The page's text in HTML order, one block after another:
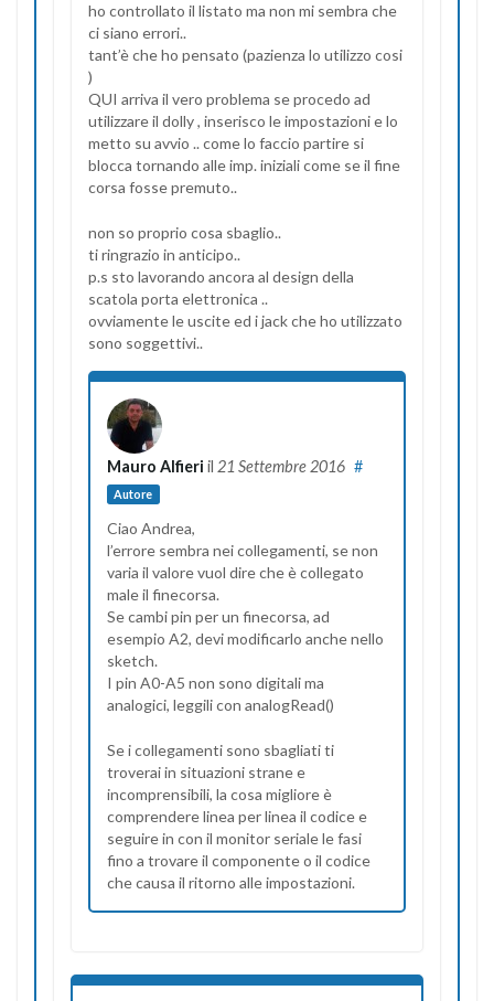
ho controllato il listato ma non mi sembra che
ci siano errori..
tant’è che ho pensato (pazienza lo utilizzo cosi
)
QUI arriva il vero problema se procedo ad
utilizzare il dolly , inserisco le impostazioni e lo
metto su avvio .. come lo faccio partire si
blocca tornando alle imp. iniziali come se il fine
corsa fosse premuto..
non so proprio cosa sbaglio..
ti ringrazio in anticipo..
p.s sto lavorando ancora al design della
scatola porta elettronica ..
ovviamente le uscite ed i jack che ho utilizzato
sono soggettivi..
Mauro Alfieri il 21 Settembre 2016
Autore
#
Ciao Andrea,
l’errore sembra nei collegamenti, se non
varia il valore vuol dire che è collegato
male il finecorsa.
Se cambi pin per un finecorsa, ad
esempio A2, devi modificarlo anche nello
sketch.
I pin A0-A5 non sono digitali ma
analogici, leggili con analogRead()
Se i collegamenti sono sbagliati ti
troverai in situazioni strane e
incomprensibili, la cosa migliore è
comprendere linea per linea il codice e
seguire in con il monitor seriale le fasi
fino a trovare il componente o il codice
che causa il ritorno alle impostazioni.